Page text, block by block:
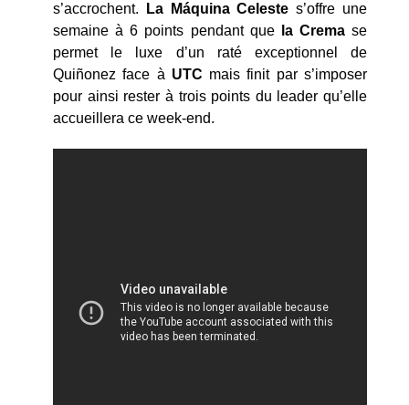
s’accrochent.
La Máquina Celeste s’offre une
semaine à 6 points pendant que
la Cremase
permet le luxe d’un raté exceptionnel de
Quiñonez face à UTC mais finit par s’imposer
pour ainsi rester à trois points du leader qu’elle
accueillera ce week-end.